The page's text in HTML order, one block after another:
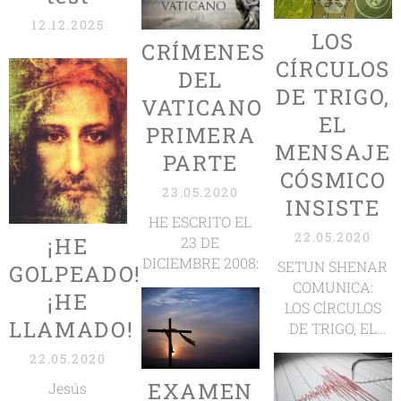
12.12.2025
CRÍMENES
DEL
VATICANO
PRIMERA
PARTE
23.05.2020
HE ESCRITO EL
23 DE
DICIEMBRE 2008:
LOS
CÍRCULOS
DE TRIGO,
EL
MENSAJE
CÓSMICO
INSISTE
22.05.2020
SETUN SHENAR
COMUNICA:
LOS CÍRCULOS
DE TRIGO, EL
MENSAJE
CÓSMICO
INSISTE.HEMOS
¡HE
GOLPEADO!
¡HE
LLAMADO!
22.05.2020
Jesús
EXAMEN